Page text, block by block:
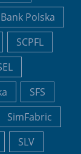
Polska
SCPFL
SFS
SimFabric
SLV